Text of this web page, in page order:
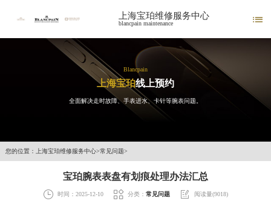
上海宝珀维修服务中心
blancpain maintenance 
Blancpain
上海宝珀线上预约
全面解决走时故障、手表进水、卡针等腕表问题。
您的位置： 上海宝珀维修服务中心>常见问题>
宝珀腕表表盘有划痕处理办法汇总
 时间：2025-12-10  分类： 常见问题  阅读量(9018)